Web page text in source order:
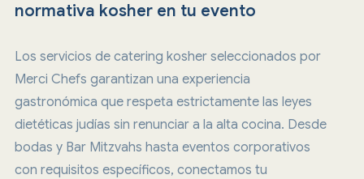
normativa kosher en tu evento
Los servicios de catering kosher seleccionados por
Merci Chefs garantizan una experiencia
gastronómica que respeta estrictamente las leyes
dietéticas judías sin renunciar a la alta cocina. Desde
bodas y Bar Mitzvahs hasta eventos corporativos
con requisitos específicos, conectamos tu